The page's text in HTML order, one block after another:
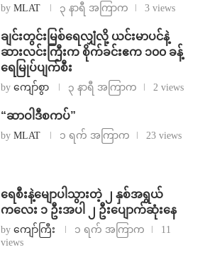
by MLAT ၃ နာရီ အကြာက 3 views
ချင်းတွင်းမြစ်ရေလျှံလို့ ယင်းမာပင်နဲ့
ဆားလင်းကြီးက စိုက်ခင်းဧက ၁၀၀ ခန့်
ရေမြုပ်ပျက်စီး
by ကျော်စွာ ၃ နာရီ အကြာက 2 views
“ဆာဝါဒီစကပ်”
by MLAT ၁ ရက် အကြာက 23 views
ရေစီးနဲ့မျောပါသွားတဲ့ ၂ နှစ်အရွယ်
ကလေး ၁ ဦးအပါ ၂ ဦးပျောက်ဆုံးနေ
by ကျော်ကြီး ၁ ရက် အကြာက
11
views